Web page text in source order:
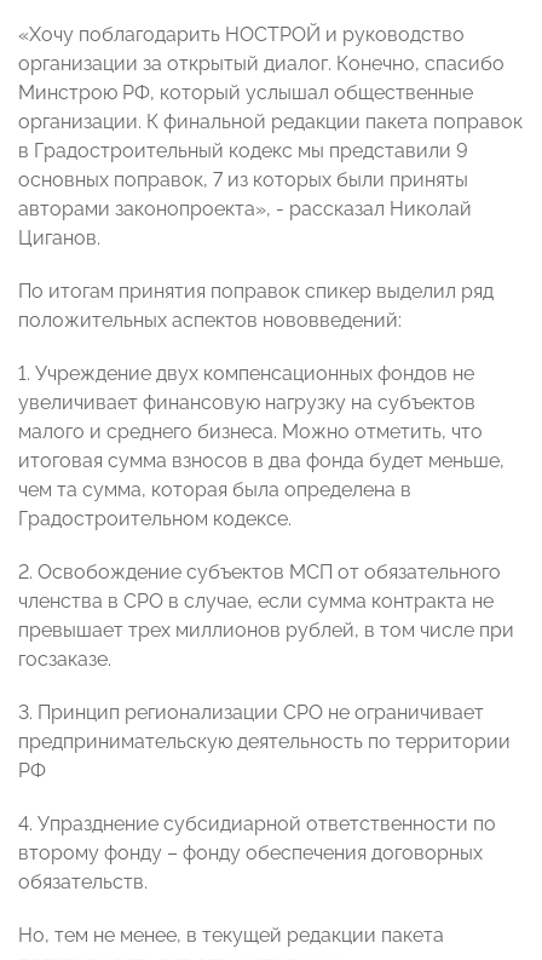
«Хочу поблагодарить НОСТРОЙ и руководство
организации за открытый диалог. Конечно, спасибо
Минстрою РФ, который услышал общественные
организации. К финальной редакции пакета поправок
в Градостроительный кодекс мы представили 9
основных поправок, 7 из которых были приняты
авторами законопроекта», - рассказал Николай
Циганов.
По итогам принятия поправок спикер выделил ряд
положительных аспектов нововведений:
1. Учреждение двух компенсационных фондов не
увеличивает финансовую нагрузку на субъектов
малого и среднего бизнеса. Можно отметить, что
итоговая сумма взносов в два фонда будет меньше,
чем та сумма, которая была определена в
Градостроительном кодексе.
2. Освобождение субъектов МСП от обязательного
членства в СРО в случае, если сумма контракта не
превышает трех миллионов рублей, в том числе при
госзаказе.
3. Принцип регионализации СРО не ограничивает
предпринимательскую деятельность по территории
РФ
4. Упразднение субсидиарной ответственности по
второму фонду – фонду обеспечения договорных
обязательств.
Но, тем не менее, в текущей редакции пакета